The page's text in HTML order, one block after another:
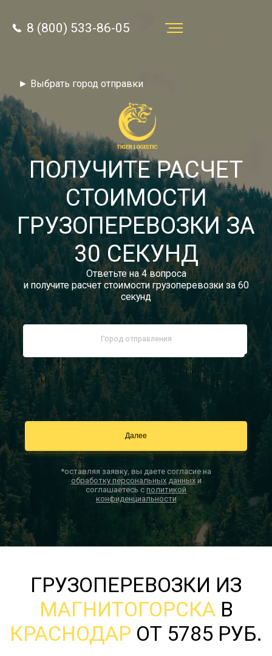
8 (800) 533-86-05
Звонок по России бесплатный
autotransport24@yandex.ru
Заказать звонок
Тарифы
Отзывы
Статьи
Новости
Документы
Контакты
► Выбрать город отправки
8 (800) 533-86-05
ПОЛУЧИТЕ РАСЧЕТ
СТОИМОСТИ
ГРУЗОПЕРЕВОЗКИ ЗА
30 СЕКУНД
Ответьте на 4 вопроса
и получите расчет стоимости грузоперевозки за 60
секунд
*оставляя заявку, вы даете согласие на
обработку персональных данныхи
соглашаетесь с политикой
конфиденциальности
ГРУЗОПЕРЕВОЗКИ ИЗ
МАГНИТОГОРСКАВ
КРАСНОДАР ОТ 5785 РУБ.